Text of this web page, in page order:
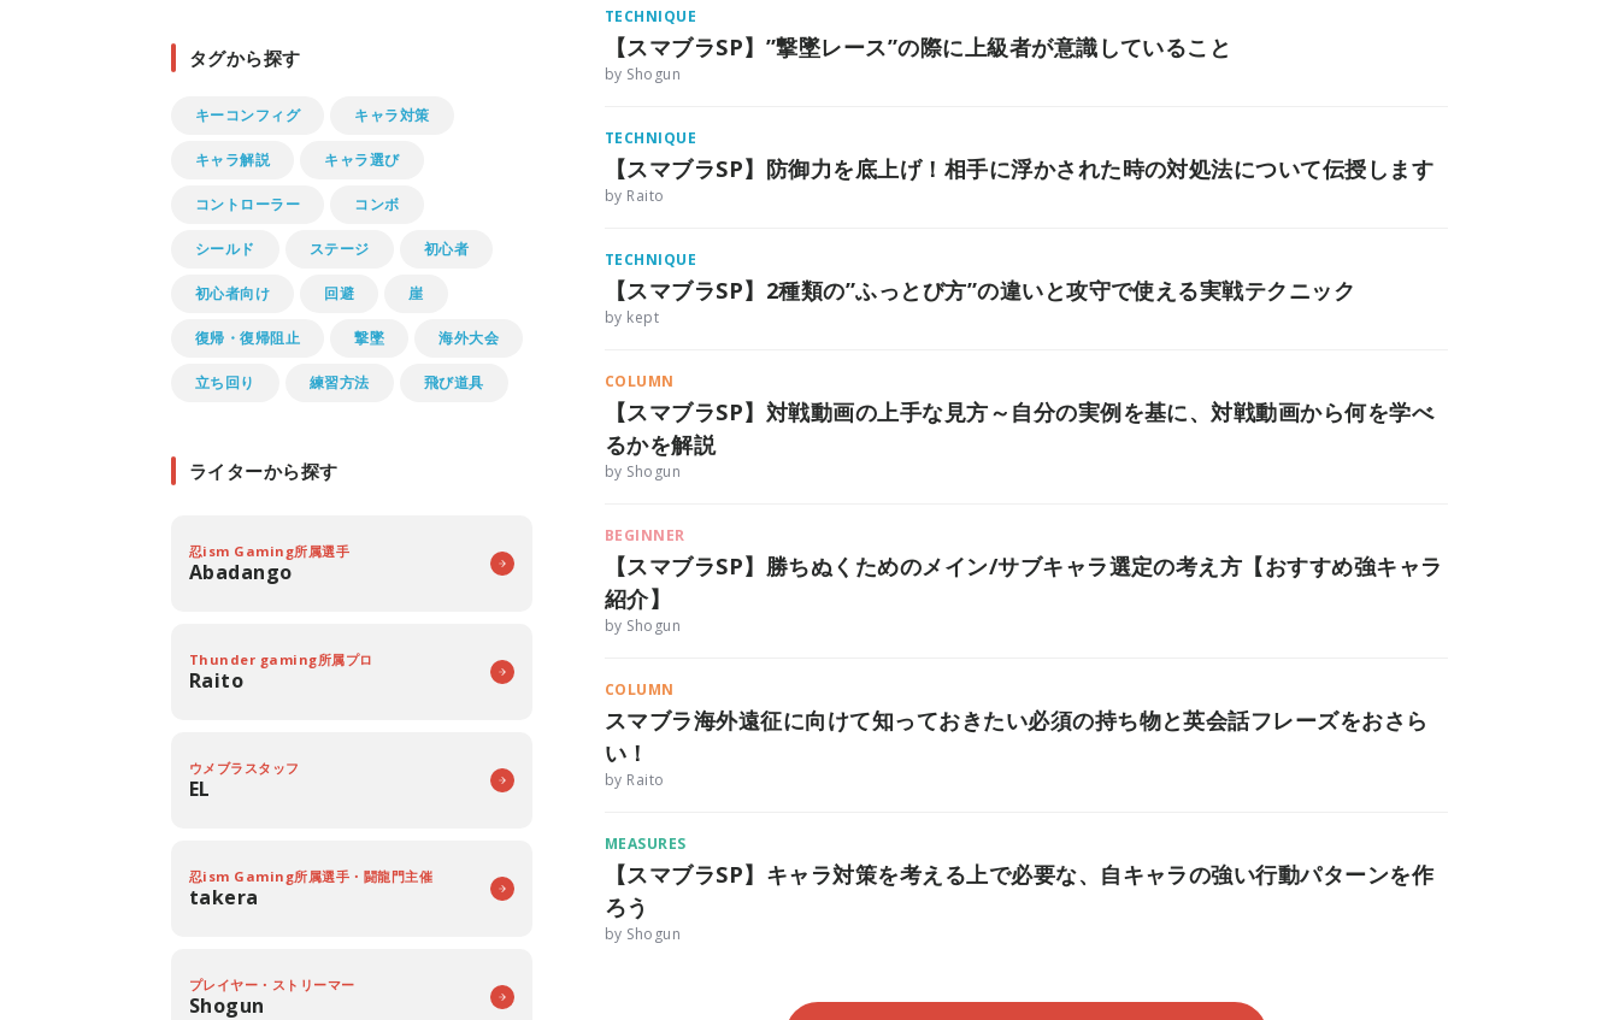
TECHNIQUE
【スマブラSP】”撃墜レース”の際に上級者が意識していること
by Shogun
TECHNIQUE
【スマブラSP】防御力を底上げ！相手に浮かされた時の対処法について伝授します
by Raito
TECHNIQUE
【スマブラSP】2種類の”ふっとび方”の違いと攻守で使える実戦テクニック
by kept
COLUMN
【スマブラSP】対戦動画の上手な見方～自分の実例を基に、対戦動画から何を学べ
るかを解説
by Shogun
BEGINNER
【スマブラSP】勝ちぬくためのメイン/サブキャラ選定の考え方【おすすめ強キャラ
紹介】
by Shogun
COLUMN
スマブラ海外遠征に向けて知っておきたい必須の持ち物と英会話フレーズをおさら
い！
by Raito
MEASURES
【スマブラSP】キャラ対策を考える上で必要な、自キャラの強い行動パターンを作
ろう
by Shogun
タグから探す
キーコンフィグ キャラ対策
キャラ解説 キャラ選び
コントローラー コンボ
シールド ステージ 初心者
初心者向け 回避 崖
復帰・復帰阻止 撃墜 海外大会
立ち回り 練習方法 飛び道具
ライターから探す
忍ism Gaming所属選手
Abadango
Thunder gaming所属プロ
Raito
ウメブラスタッフ
EL
忍ism Gaming所属選手・闘龍門主催
takera
プレイヤー・ストリーマー
Shogun